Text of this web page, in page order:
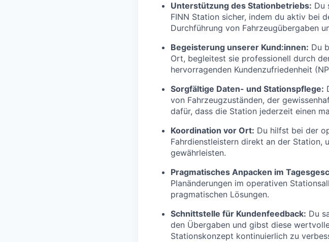
Unterstützung des Stationbetriebs: Du
FINN Station sicher, indem du aktiv bei
Durchführung von Fahrzeugübergaben
Begeisterung unserer Kund:innen: Du
Ort, begleitest sie professionell durch
hervorragenden Kundenzufriedenheit
Sorgfältige Daten- und Stationspflege:
von Fahrzeugzuständen, der
dafür, dass die Station jederzeit einen
Koordination vor Ort: Du hilfst bei der
Fahrdienstleistern direkt an der Station,
gewährleisten.
Pragmatisches Anpacken im
Planänderungen im operativen
pragmatischen Lösungen.
Schnittstelle für Kundenfeedback: Du
den Übergaben und gibst diese
Stationskonzept kontinuierlich zu